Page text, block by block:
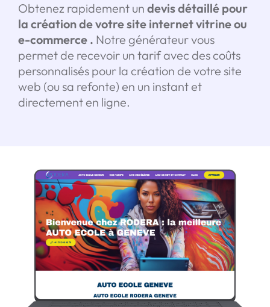
Obtenez rapidement un devis détaillé pour
la création de votre site internet vitrine ou
e-commerce . Notre générateur vous
permet de recevoir un tarif avec des coûts
personnalisés pour la création de votre site
web (ou sa refonte) en un instant et
directement en ligne.